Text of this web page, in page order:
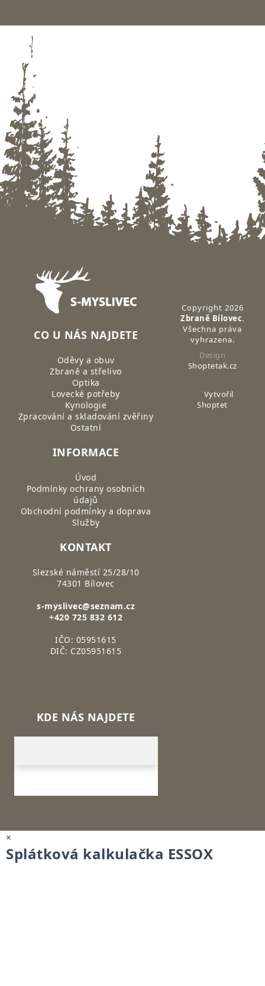
Zápatí
CO U NÁS NAJDETE
Oděvy a obuv
Zbraně a střelivo
Optika
Lovecké potřeby
Kynologie
Zpracování a skladování zvěřiny
Ostatní
INFORMACE
Úvod
Podmínky ochrany osobních
údajů
Obchodní podmínky a doprava
Služby
KONTAKT
Slezské náměstí 25/28/10
74301 Bílovec
s-myslivec@seznam.cz
+420 725 832 612
IČO: 05951615
DIČ: CZ05951615
KDE NÁS NAJDETE
Copyright 2026
Zbraně Bílovec.
Všechna práva
vyhrazena.
Design
Shoptetak.cz
Vytvořil
Shoptet
×
Splátková kalkulačka ESSOX